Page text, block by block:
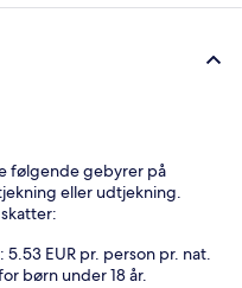
følgende gebyrer på
eller udtjekning.
EUR pr. person pr. nat.
børn under 18 år.